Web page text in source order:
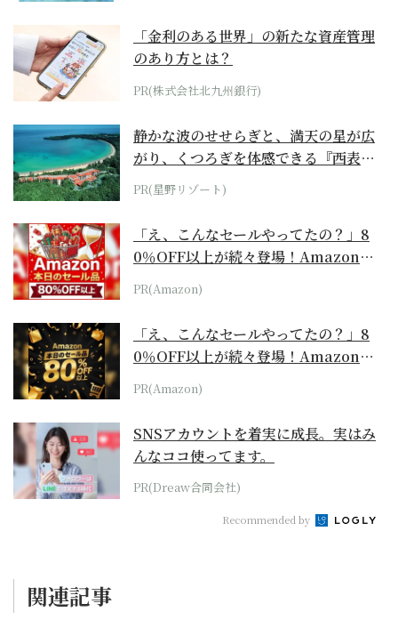
「金利のある世界」の新たな資産管理
のあり方とは？
PR(株式会社北九州銀行)
静かな波のせせらぎと、満天の星が広
がり、くつろぎを体感できる『西表島
ホテル by...
PR(星野リゾート)
「え、こんなセールやってたの？」8
0％OFF以上が続々登場！Amazonの
本気が...
PR(Amazon)
「え、こんなセールやってたの？」8
0％OFF以上が続々登場！Amazonの
本気が...
PR(Amazon)
SNSアカウントを着実に成長。実はみ
んなココ使ってます。
PR(Dreaw合同会社)
Recommended by
関連記事